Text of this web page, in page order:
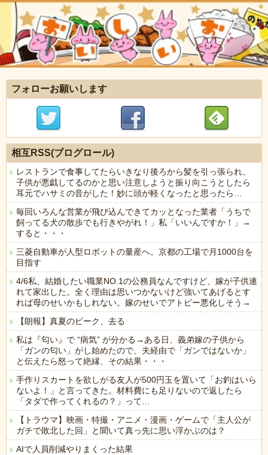
フォローお願いします
相互RSS(ブログロール)
レストランで食事してたらいきなり後ろから髪を引っ張られ、
子供が悪戯してるのかと思い注意しようと振り向こうとしたら
耳元でハサミの音がした！妙に頭が軽くなったと思ったら…
毎回いろんな営業が飛び込んできてカッとなった業者「うちで
飼ってる犬の散歩でも行きやがれ！」私「いいんですか！」→
すると・・・
三菱自動車が人型ロボットの量産へ。京都の工場で月1000台を
目指す
4/6私、結婚したい職業NO.1の公務員なんですけど、嫁が子供連
れて家出した。全く理由は思いつかないけど強いてあげるとす
れば母のせいかもしれない。嫁のせいでアトピー悪化しそう→
【朗報】真夏のピーク、去る
私は『匂い』で “病気” が分かる→ある日、義弟嫁の子供から
「ガンの匂い」がし始めたので、夫経由で「ガンではないか」
と伝えたら怒って絶縁、その結果・・・
手作りスカートを欲しがる友人が500円玉を置いて「お釣はいら
ないよ！」と言ってきた。材料費にも足りないので返したら
「タダで作ってくれるの？」って…
【トラウマ】映画・特撮・アニメ・漫画・ゲームで「主人公が
ガチで敗北した回」と聞いて真っ先に思い浮かぶのは？
AIで人員削減やりまくった結果